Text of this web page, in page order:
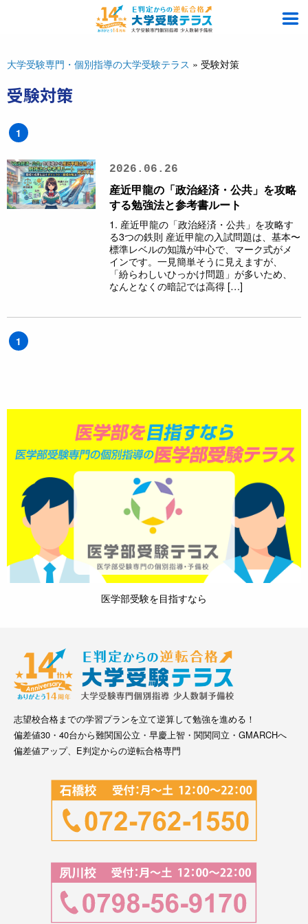
大学受験専門・個別指導の大学受験テラス » 受験対策
受験対策
1
2026.06.26
産近甲龍の「政治経済・公共」を攻略
する勉強法と参考書ルート
1. 産近甲龍の「政治経済・公共」を攻略す
る3つの鉄則 産近甲龍の入試問題は、基本〜
標準レベルの知識が中心で、マーク式がメ
インです。一見簡単そうに見えますが、
「紛らわしいひっかけ問題」が多いため、
なんとなくの暗記では高得 […]
1
医学部受験を目指すなら
志望校合格までの学習プランを立て逆算して勉強を進める！
偏差値30・40台から難関国公立・早慶上智・関関同立・GMARCHへ
偏差値アップ、E判定からの逆転合格専門